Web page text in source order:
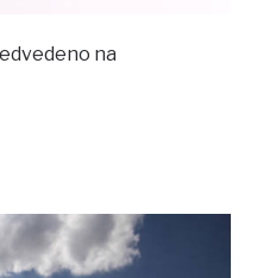
na